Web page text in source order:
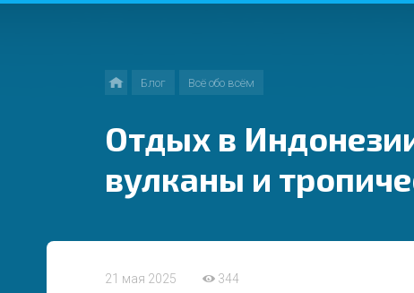
Блог Всё обо всём
Отдых в
вулканы и
21 мая 2025 344